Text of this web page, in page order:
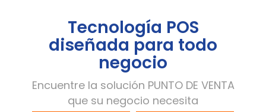
Tecnología POS
diseñada para todo
negocio
Encuentre la solución PUNTO DE VENTA
que su negocio necesita